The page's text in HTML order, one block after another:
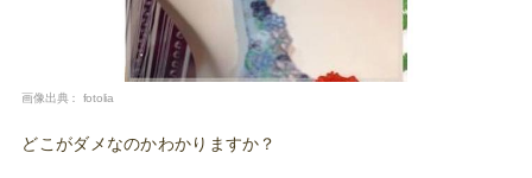
画像出典： fotolia
どこがダメなのかわかりますか？